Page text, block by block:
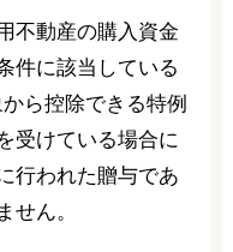
不動産の購入資金
件に該当している
ら控除できる特例
受けている場合に
行われた贈与であ
せん。